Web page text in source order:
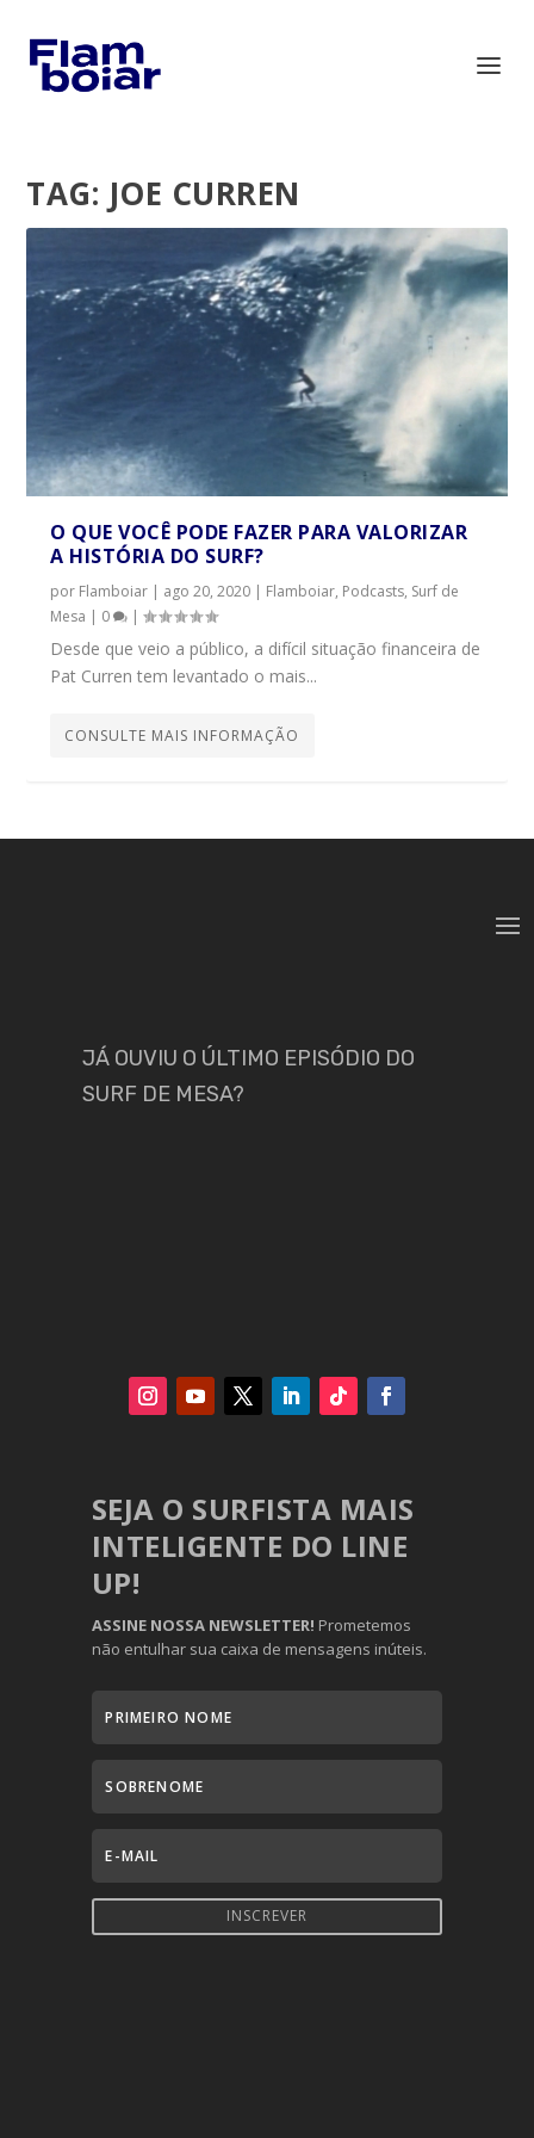
TAG: JOE CURREN
O QUE VOCÊ PODE FAZER PARA VALORIZAR
A HISTÓRIA DO SURF?
por Flamboiar | ago 20, 2020 | Flamboiar, Podcasts, Surf de
Mesa | 0 |
Desde que veio a público, a difícil situação financeira de
Pat Curren tem levantado o mais...
CONSULTE MAIS INFORMAÇÃO
JÁ OUVIU O ÚLTIMO EPISÓDIO DO
SURF DE MESA?
SEJA O SURFISTA MAIS
INTELIGENTE DO LINE
UP!
ASSINE NOSSA NEWSLETTER! Prometemos
não entulhar sua caixa de mensagens inúteis.
INSCREVER